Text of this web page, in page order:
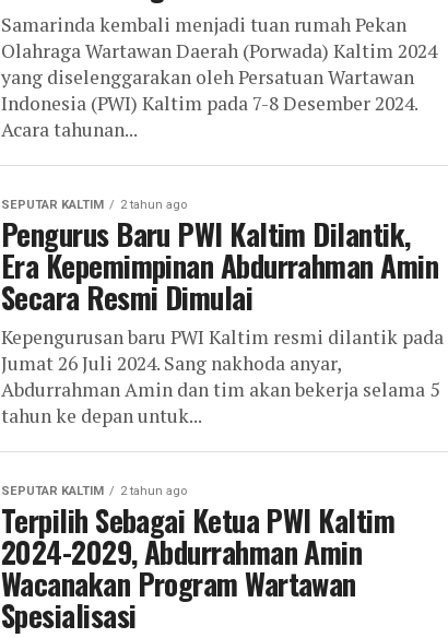
Samarinda kembali menjadi tuan rumah Pekan
Olahraga Wartawan Daerah (Porwada) Kaltim 2024
yang diselenggarakan oleh Persatuan Wartawan
Indonesia (PWI) Kaltim pada 7-8 Desember 2024.
Acara tahunan...
SEPUTAR KALTIM 2 tahun ago
Pengurus Baru PWI Kaltim Dilantik,
Era Kepemimpinan Abdurrahman Amin
Secara Resmi Dimulai
Kepengurusan baru PWI Kaltim resmi dilantik pada
Jumat 26 Juli 2024. Sang nakhoda anyar,
Abdurrahman Amin dan tim akan bekerja selama 5
tahun ke depan untuk...
SEPUTAR KALTIM 2 tahun ago
Terpilih Sebagai Ketua PWI Kaltim
2024-2029, Abdurrahman Amin
Wacanakan Program Wartawan
Spesialisasi